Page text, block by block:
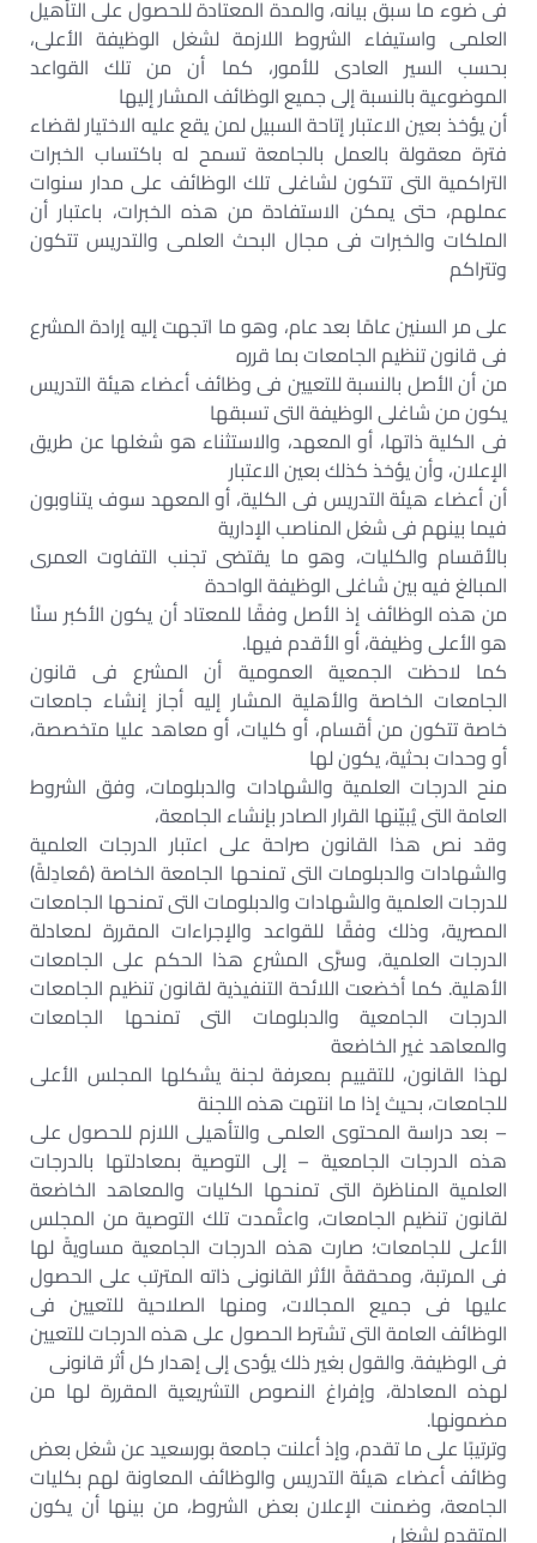
فى ضوء ما سبق بيانه، والمدة المعتادة للحصول على التأهيل
العلمى واستيفاء الشروط اللازمة لشغل الوظيفة الأعلى،
بحسب السير العادى للأمور، كما أن من تلك القواعد
الموضوعية بالنسبة إلى جميع الوظائف المشار إليها
أن يؤخذ بعين الاعتبار إتاحة السبيل لمن يقع عليه الاختيار لقضاء
فترة معقولة بالعمل بالجامعة تسمح له باكتساب الخبرات
التراكمية التى تتكون لشاغلى تلك الوظائف على مدار سنوات
عملهم، حتى يمكن الاستفادة من هذه الخبرات، باعتبار أن
الملكات والخبرات فى مجال البحث العلمى والتدريس تتكون
وتتراكم
على مر السنين عامًا بعد عام، وهو ما اتجهت إليه إرادة المشرع
فى قانون تنظيم الجامعات بما قرره
من أن الأصل بالنسبة للتعيين فى وظائف أعضاء هيئة التدريس
يكون من شاغلى الوظيفة التى تسبقها
فى الكلية ذاتها، أو المعهد، والاستثناء هو شغلها عن طريق
الإعلان، وأن يؤخذ كذلك بعين الاعتبار
أن أعضاء هيئة التدريس فى الكلية، أو المعهد سوف يتناوبون
فيما بينهم فى شغل المناصب الإدارية
بالأقسام والكليات، وهو ما يقتضى تجنب التفاوت العمرى
المبالغ فيه بين شاغلى الوظيفة الواحدة
من هذه الوظائف إذ الأصل وفقًا للمعتاد أن يكون الأكبر سنًا
هو الأعلى وظيفة، أو الأقدم فيها.
كما لاحظت الجمعية العمومية أن المشرع فى قانون
الجامعات الخاصة والأهلية المشار إليه أجاز إنشاء جامعات
خاصة تتكون من أقسام، أو كليات، أو معاهد عليا متخصصة،
أو وحدات بحثية، يكون لها
منح الدرجات العلمية والشهادات والدبلومات، وفق الشروط
العامة التى يُبيّنها القرار الصادر بإنشاء الجامعة،
وقد نص هذا القانون صراحة على اعتبار الدرجات العلمية
والشهادات والدبلومات التى تمنحها الجامعة الخاصة (مُعادِلةً)
للدرجات العلمية والشهادات والدبلومات التى تمنحها الجامعات
المصرية، وذلك وفقًا للقواعد والإجراءات المقررة لمعادلة
الدرجات العلمية، وسرَّى المشرع هذا الحكم على الجامعات
الأهلية. كما أخضعت اللائحة التنفيذية لقانون تنظيم الجامعات
الدرجات الجامعية والدبلومات التى تمنحها الجامعات
والمعاهد غير الخاضعة
لهذا القانون، للتقييم بمعرفة لجنة يشكلها المجلس الأعلى
للجامعات، بحيث إذا ما انتهت هذه اللجنة
– بعد دراسة المحتوى العلمى والتأهيلى اللازم للحصول على
هذه الدرجات الجامعية – إلى التوصية بمعادلتها بالدرجات
العلمية المناظرة التى تمنحها الكليات والمعاهد الخاضعة
لقانون تنظيم الجامعات، واعتُمدت تلك التوصية من المجلس
الأعلى للجامعات؛ صارت هذه الدرجات الجامعية مساويةً لها
فى المرتبة، ومحققةً الأثر القانونى ذاته المترتب على الحصول
عليها فى جميع المجالات، ومنها الصلاحية للتعيين فى
الوظائف العامة التى تشترط الحصول على هذه الدرجات للتعيين
فى الوظيفة. والقول بغير ذلك يؤدى إلى إهدار كل أثر قانونى
لهذه المعادلة، وإفراغ النصوص التشريعية المقررة لها من
مضمونها.
وترتيبًا على ما تقدم، وإذ أعلنت جامعة بورسعيد عن شغل بعض
وظائف أعضاء هيئة التدريس والوظائف المعاونة لهم بكليات
الجامعة، وضمنت الإعلان بعض الشروط، من بينها أن يكون
المتقدم لشغل